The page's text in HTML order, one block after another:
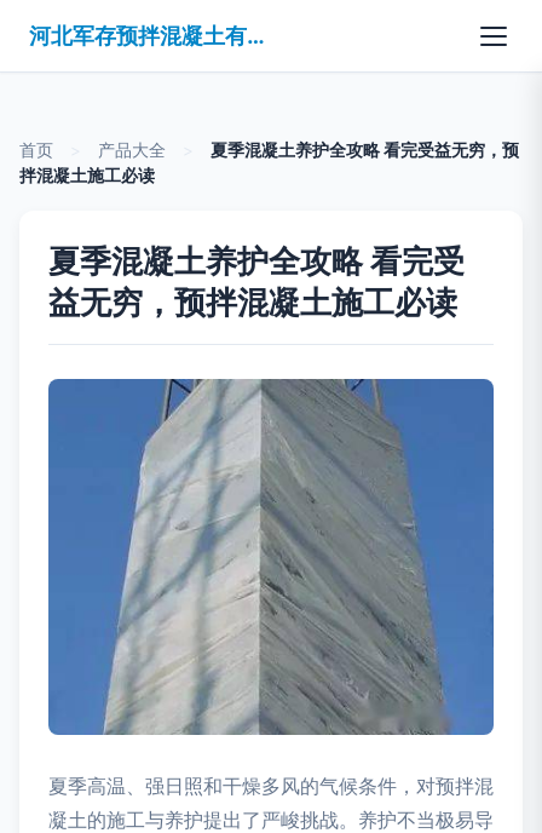
河北军存预拌混凝土有限公司
首页 产品大全
夏季混凝土养护全攻略 看完受益无穷，预
拌混凝土施工必读
夏季混凝土养护全攻略 看完受
益无穷，预拌混凝土施工必读
夏季高温、强日照和干燥多风的气候条件，对预拌混
凝土的施工与养护提出了严峻挑战。养护不当极易导